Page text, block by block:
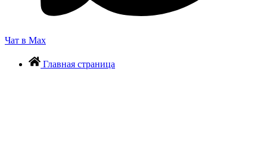
Чат в Max
Главная страница